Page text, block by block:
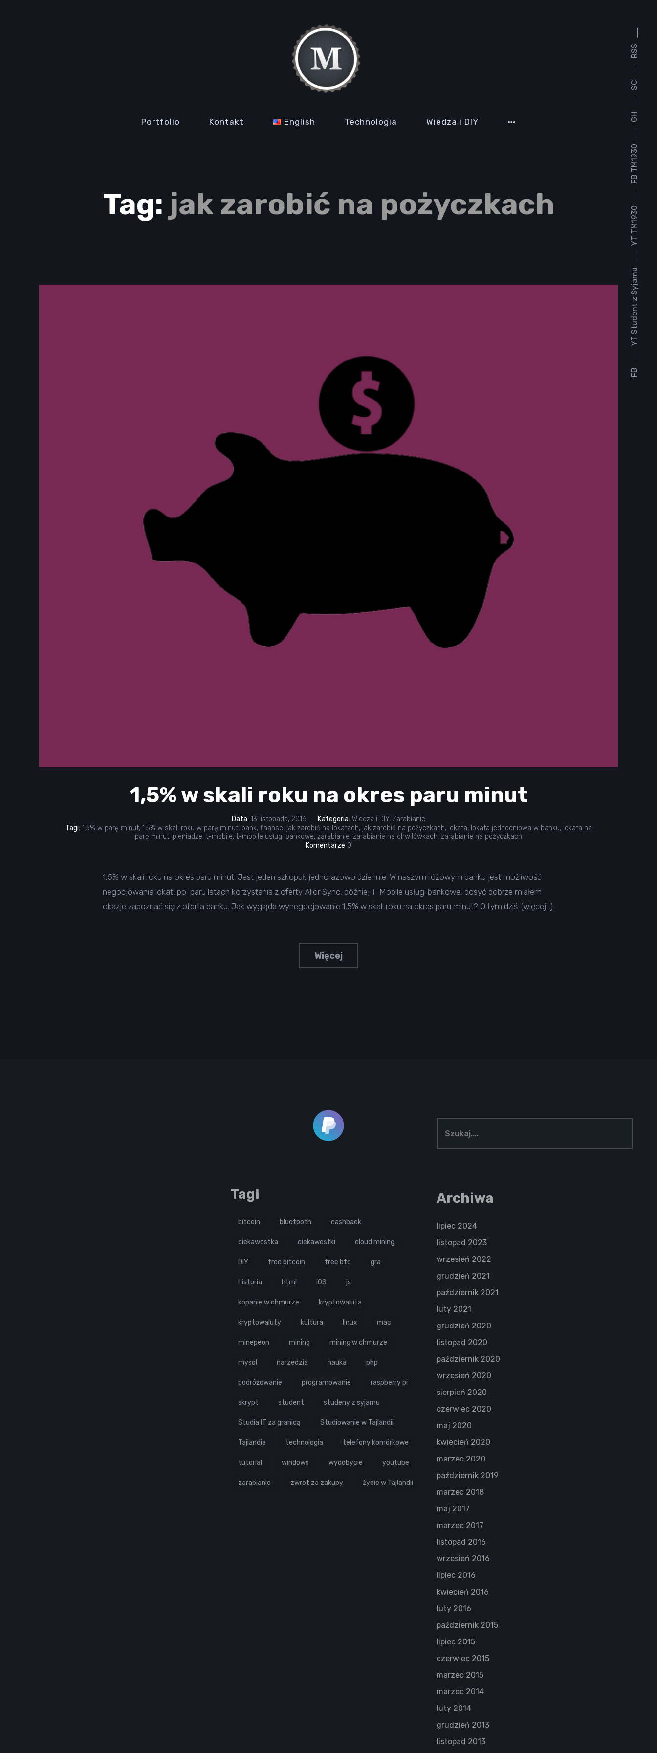
Portfolio Kontakt English Technologia Wiedza i DIY
FB
YT Student z Syjamu
YT TM1930
FB TM1930
GH
SC
RSS
Tag: jak zarobić na pożyczkach
1,5% w skali roku na okres paru minut
Data: 13 listopada, 2016 Kategoria: Wiedza i DIY, Zarabianie
Tagi: 1.5% w parę minut, 1.5% w skali roku w parę minut, bank, finanse, jak zarobić na lokatach, jak zarobić na pożyczkach, lokata, lokata jednodniowa w banku, lokata na
parę minut, pieniadze, t-mobile, t-mobile usługi bankowe, zarabianie, zarabianie na chwilówkach, zarabianie na pożyczkach
Komentarze 0
1,5% w skali roku na okres paru minut. Jest jeden szkopuł, jednorazowo dziennie. W naszym różowym banku jest możliwość
negocjowania lokat, po paru latach korzystania z oferty Alior Sync, później T-Mobile usługi bankowe, dosyć dobrze miałem
okazje zapoznać się z oferta banku. Jak wygląda wynegocjowanie 1,5% w skali roku na okres paru minut? O tym dziś. (więcej…)
Więcej
Tagi
bitcoin bluetooth cashback
ciekawostka ciekawostki cloud mining
DIY free bitcoin free btc gra
historia html iOS js
kopanie w chmurze kryptowaluta
kryptowaluty kultura linux mac
minepeon mining mining w chmurze
mysql narzedzia nauka php
podróżowanie programowanie raspberry pi
skrypt student studeny z syjamu
Studia IT za granicą Studiowanie w Tajlandii
Tajlandia technologia telefony komórkowe
tutorial windows wydobycie youtube
zarabianie zwrot za zakupy życie w Tajlandii
Archiwa
lipiec 2024
listopad 2023
wrzesień 2022
grudzień 2021
październik 2021
luty 2021
grudzień 2020
listopad 2020
październik 2020
wrzesień 2020
sierpień 2020
czerwiec 2020
maj 2020
kwiecień 2020
marzec 2020
październik 2019
marzec 2018
maj 2017
marzec 2017
listopad 2016
wrzesień 2016
lipiec 2016
kwiecień 2016
luty 2016
październik 2015
lipiec 2015
czerwiec 2015
marzec 2015
marzec 2014
luty 2014
grudzień 2013
listopad 2013